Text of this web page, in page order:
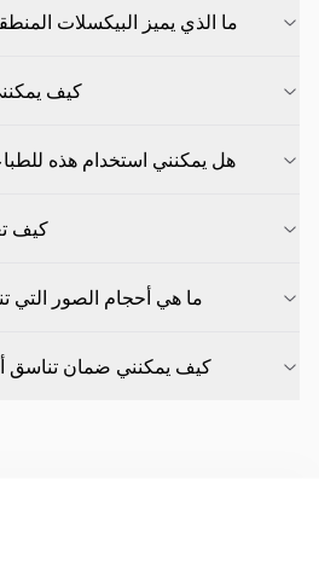
ما الذي يميز البيكسلات
كيف
هل يمكنني استخدام هذه
كيف
ما هي أحجام الصور التي
كيف يمكنني ضمان تناسق